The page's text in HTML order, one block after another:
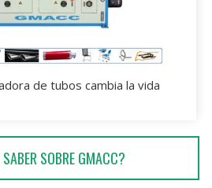
de tubos cambia la vida
SOBRE GMACC?